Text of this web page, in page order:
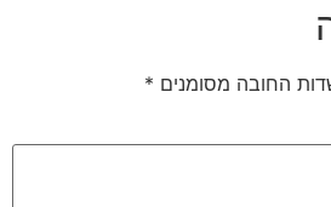
החובה מסומנים *